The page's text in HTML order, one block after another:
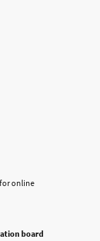
online
board